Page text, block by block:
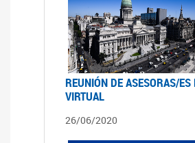
REUNIÓN DE ASESORAS/
VIRTUAL
26/06/2020